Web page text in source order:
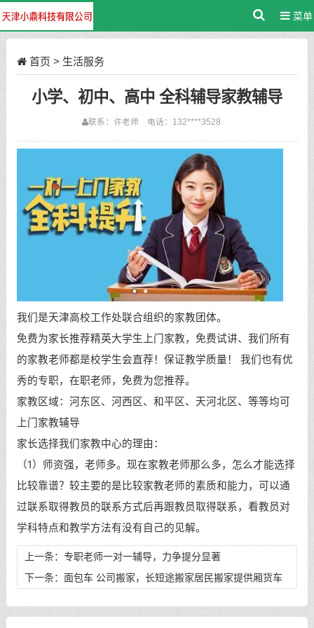
菜单
首页 > 生活服务
小学、初中、高中 全科辅导家教辅导
联系：许老师 电话：132****3528
我们是天津高校工作处联合组织的家教团体。
免费为家长推荐精英大学生上门家教，免费试讲、我们所有
的家教老师都是校学生会直荐！保证教学质量！ 我们也有优
秀的专职，在职老师，免费为您推荐。
家教区域：河东区、河西区、和平区、天河北区、等等均可
上门家教辅导
家长选择我们家教中心的理由：
（1）师资强，老师多。现在家教老师那么多，怎么才能选择
比较靠谱？较主要的是比较家教老师的素质和能力，可以通
过联系取得教员的联系方式后再跟教员取得联系，看教员对
学科特点和教学方法有没有自己的见解。
上一条： 专职老师一对一辅导，力争提分显著
下一条： 面包车 公司搬家，长短途搬家居民搬家提供厢货车